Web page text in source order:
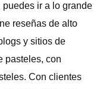
ir a lo grande
reseñas de alto
y sitios de
pasteles, con
Con clientes